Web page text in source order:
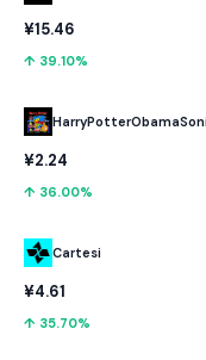
¥15.46
↑ 39.10%
¥2.24
↑ 36.00%
Cartesi
¥4.61
↑ 35.70%